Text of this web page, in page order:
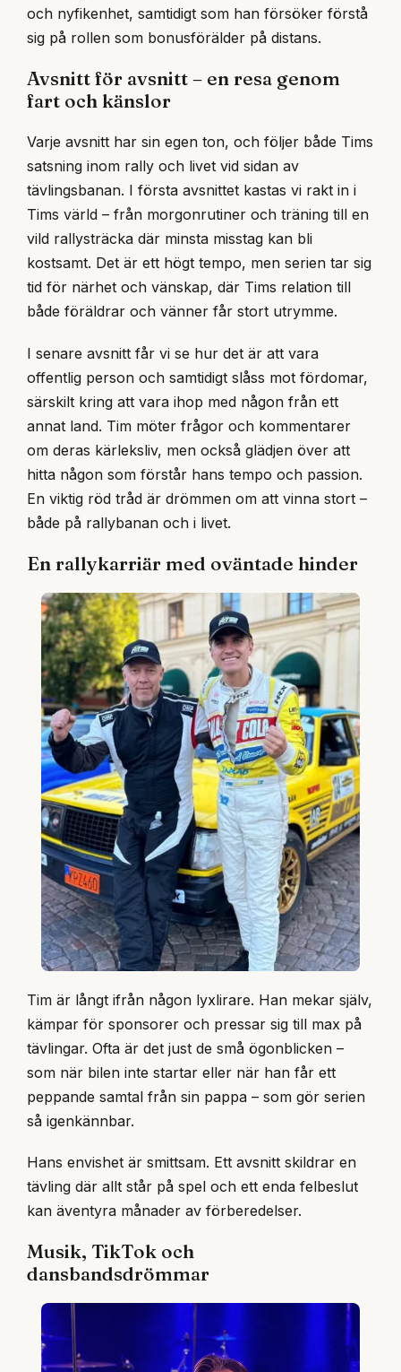
och nyfikenhet, samtidigt som han försöker förstå
sig på rollen som bonusförälder på distans.
Avsnitt för avsnitt – en resa genom
fart och känslor
Varje avsnitt har sin egen ton, och följer både Tims
satsning inom rally och livet vid sidan av
tävlingsbanan. I första avsnittet kastas vi rakt in i
Tims värld – från morgonrutiner och träning till en
vild rallysträcka där minsta misstag kan bli
kostsamt. Det är ett högt tempo, men serien tar sig
tid för närhet och vänskap, där Tims relation till
både föräldrar och vänner får stort utrymme.
I senare avsnitt får vi se hur det är att vara
offentlig person och samtidigt slåss mot fördomar,
särskilt kring att vara ihop med någon från ett
annat land. Tim möter frågor och kommentarer
om deras kärleksliv, men också glädjen över att
hitta någon som förstår hans tempo och passion.
En viktig röd tråd är drömmen om att vinna stort –
både på rallybanan och i livet.
En rallykarriär med oväntade hinder
Tim är långt ifrån någon lyxlirare. Han mekar själv,
kämpar för sponsorer och pressar sig till max på
tävlingar. Ofta är det just de små ögonblicken –
som när bilen inte startar eller när han får ett
peppande samtal från sin pappa – som gör serien
så igenkännbar.
Hans envishet är smittsam. Ett avsnitt skildrar en
tävling där allt står på spel och ett enda felbeslut
kan äventyra månader av förberedelser.
Musik, TikTok och
dansbandsdrömmar